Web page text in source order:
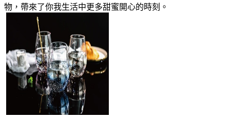
物，帶來了你我生活中更多甜蜜開心的時刻。